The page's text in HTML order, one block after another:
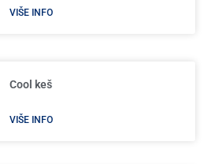
VIŠE INFO
Cool keš
VIŠE INFO